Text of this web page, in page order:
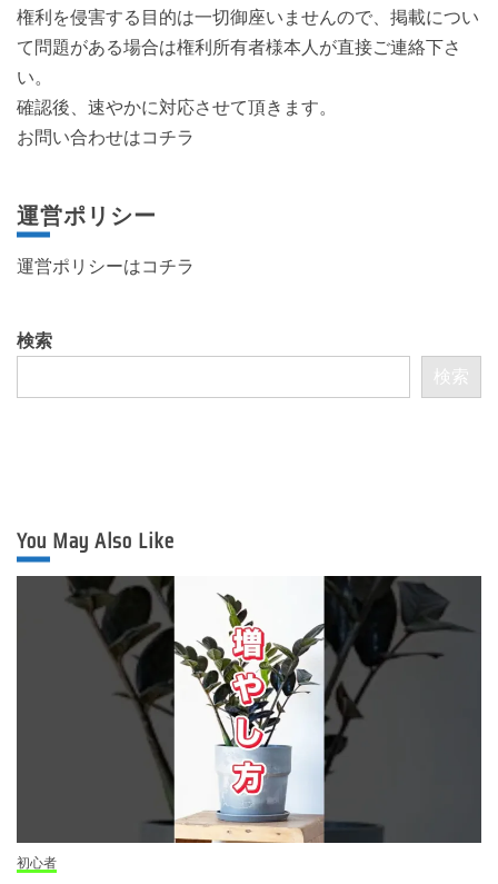
権利を侵害する目的は一切御座いませんので、掲載につい
て問題がある場合は権利所有者様本人が直接ご連絡下さ
い。
確認後、速やかに対応させて頂きます。
お問い合わせはコチラ
運営ポリシー
運営ポリシーはコチラ
検索
検索
You May Also Like
初心者